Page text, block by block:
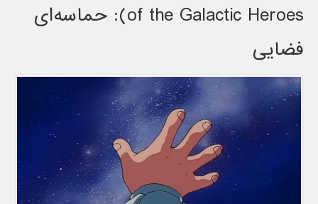
of the Galactic Heroes): حماسه‌ای
فضایی